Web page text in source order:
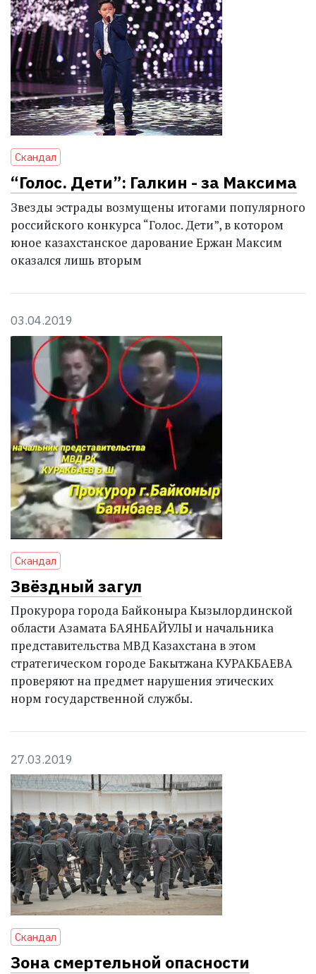
Скандал
“Голос. Дети”: Галкин - за Максима
Звезды эстрады возмущены итогами популярного
российского конкурса “Голос. Дети”, в котором
юное казахстанское дарование Ержан Максим
оказался лишь вторым
03.04.2019
Скандал
Звёздный загул
Прокурора города Байконыра Кызылординской
области Азамата БАЯНБАЙУЛЫ и начальника
представительства МВД Казахстана в этом
стратегическом городе Бакытжана КУРАКБАЕВА
проверяют на предмет нарушения этических
норм государственной службы.
27.03.2019
Скандал
Зона смертельной опасности